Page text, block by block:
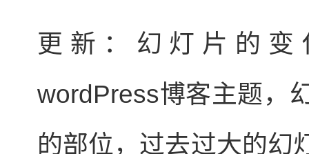
更新：幻灯片的变
wordPress博客主题，
的部位，过去过大的幻